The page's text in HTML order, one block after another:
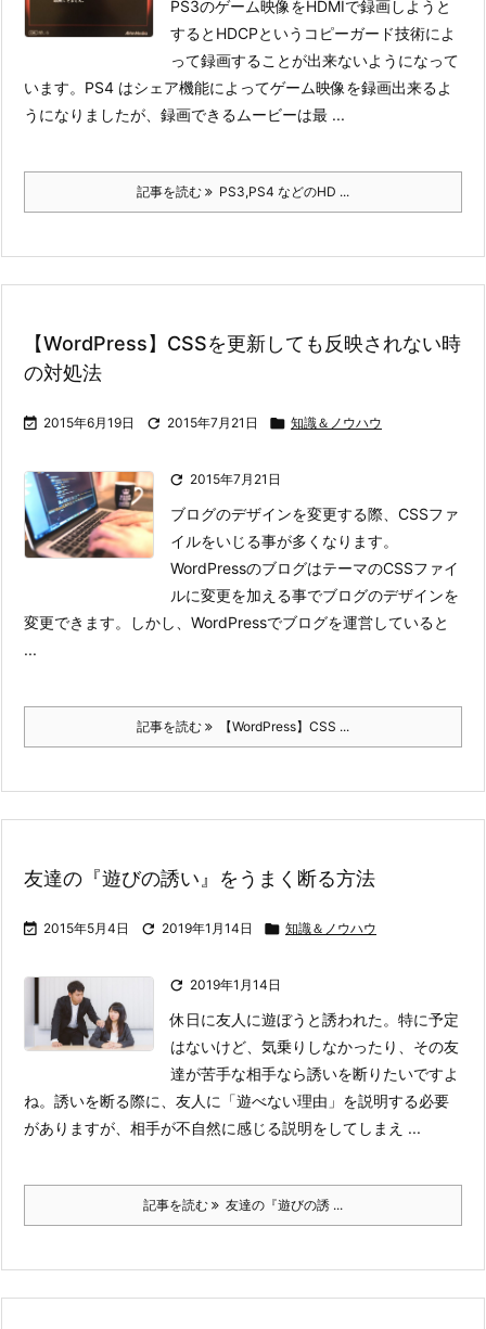
PS3のゲーム映像をHDMIで録画しようと
するとHDCPというコピーガード技術によ
って録画することが出来ないようになって
います。 PS4 はシェア機能によってゲーム映像を録画出来るよ
うになりましたが、録画できるムービーは最 ...
記事を読む PS3,PS4 などのHD ...
【WordPress】CSSを更新しても反映されない時
の対処法
 2015年6月19日  2015年7月21日  知識＆ノウハウ
 2015年7月21日
ブログのデザインを変更する際、CSSファ
イルをいじる事が多くなります。
WordPressのブログはテーマのCSSファイ
ルに変更を加える事でブログのデザインを
変更できます。
しかし、WordPressでブログを運営していると
...
記事を読む 【WordPress】CSS ...
友達の『遊びの誘い』をうまく断る方法
 2015年5月4日  2019年1月14日  知識＆ノウハウ
 2019年1月14日
休日に友人に遊ぼうと誘われた。特に予定
はないけど、気乗りしなかったり、その友
達が苦手な相手なら誘いを断りたいですよ
ね。 誘いを断る際に、友人に「遊べない理由」を説明する必要
がありますが、相手が不自然に感じる説明をしてしまえ ...
記事を読む 友達の『遊びの誘 ...